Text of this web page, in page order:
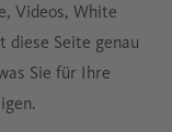
Videos, White
diese Seite genau
Sie für Ihre